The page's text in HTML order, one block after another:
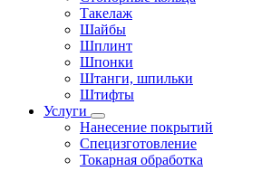
Такелаж
Шайбы
Шплинт
Шпонки
Штанги, шпильки
Штифты
Услуги
Нанесение покрытий
Специзготовление
Токарная обработка